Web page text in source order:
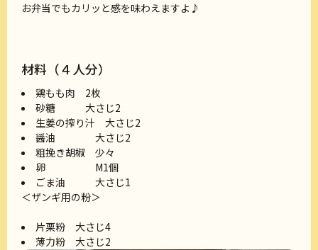
お弁当でもカリッと感を味わえますよ♪
材料（４人分）
鶏もも肉 2枚
砂糖 大さじ2
生姜の搾り汁 大さじ2
醤油 大さじ2
粗挽き胡椒 少々
卵 M1個
ごま油 大さじ1
＜ザンギ用の粉＞
片栗粉 大さじ4
薄力粉 大さじ2